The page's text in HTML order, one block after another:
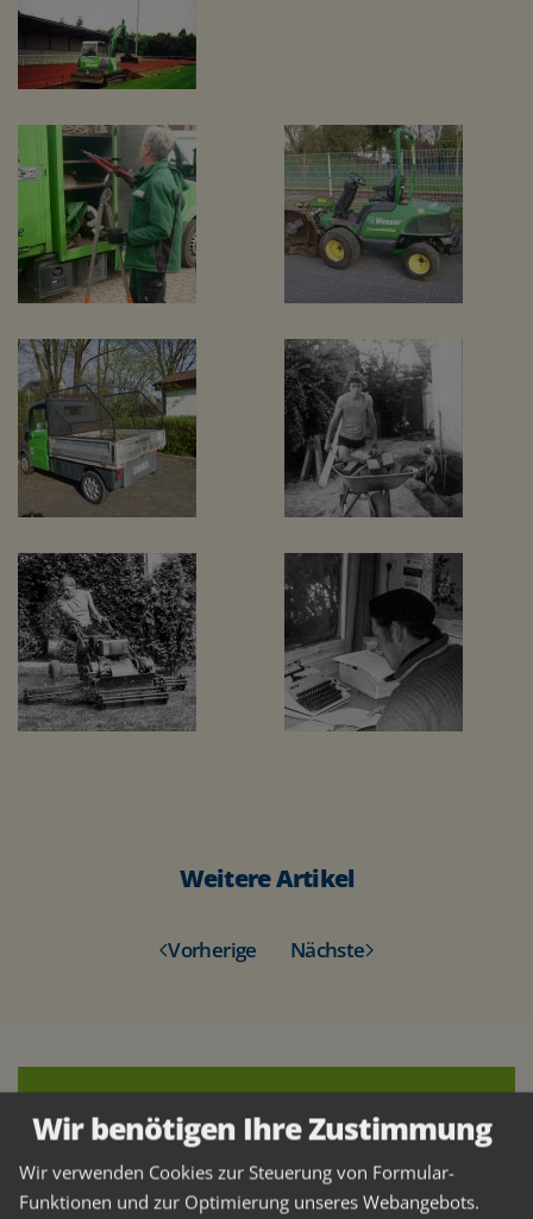
Weitere Artikel
Vorherige Nächste
Wesser Aktuell
Hier regt sich viel
Wir benötigen Ihre Zustimmung
Wir verwenden Cookies zur Steuerung von Formular-
Funktionen und zur Optimierung unseres Webangebots.